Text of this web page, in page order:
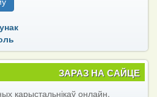
ЗАРАЗ НА САЙЦЕ
карыстальнікаў онлайн.